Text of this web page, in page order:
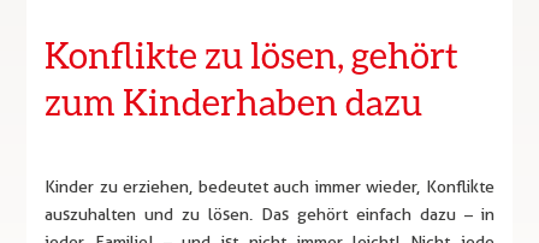
Konflikte zu lösen, gehört
zum Kinderhaben dazu
Kinder zu erziehen, bedeutet auch immer wieder, Konflikte
auszuhalten und zu lösen. Das gehört einfach dazu – in